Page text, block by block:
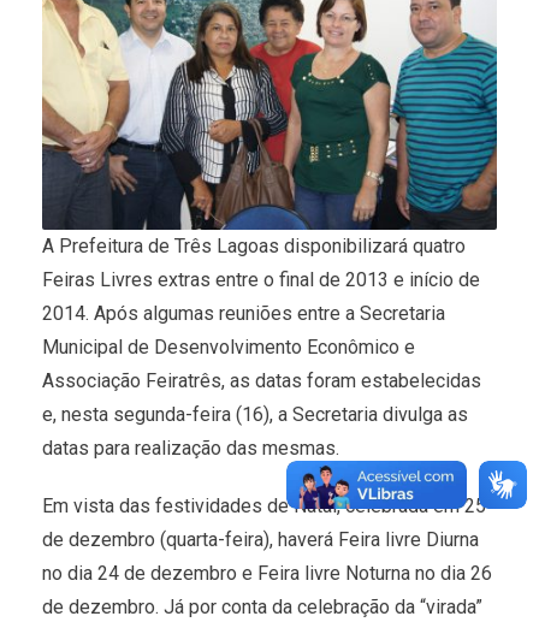
A Prefeitura de Três Lagoas disponibilizará quatro
Feiras Livres extras entre o final de 2013 e início de
2014. Após algumas reuniões entre a Secretaria
Municipal de Desenvolvimento Econômico e
Associação Feiratrês, as datas foram estabelecidas
e, nesta segunda-feira (16), a Secretaria divulga as
datas para realização das mesmas.
Em vista das festividades de Natal, celebrada em 25
de dezembro (quarta-feira), haverá Feira livre Diurna
no dia 24 de dezembro e Feira livre Noturna no dia 26
de dezembro. Já por conta da celebração da “virada”